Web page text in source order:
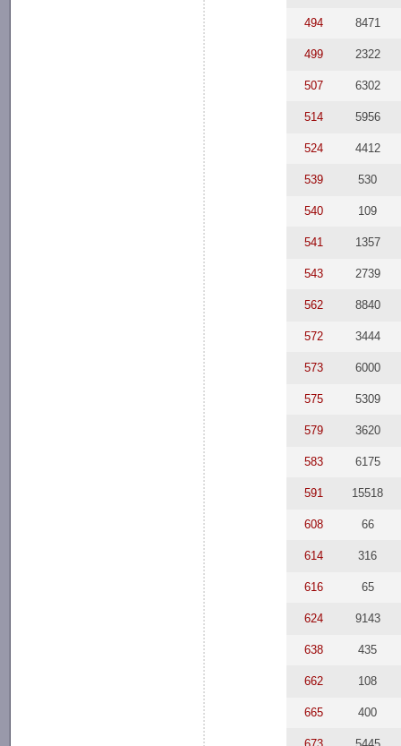
494 8471
499 2322
507 6302
514 5956
524 4412
539 530
540 109
541 1357
543 2739
562 8840
572 3444
573 6000
575 5309
579 3620
583 6175
591 15518
608 66
614 316
616 65
624 9143
638 435
662 108
665 400